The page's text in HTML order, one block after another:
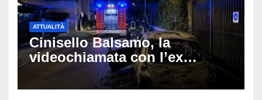
ATTUALITÀ
Cinisello Balsamo, la
videochiamata con l’ex
fidanzata e il dramma: 35enne
lotta tra la vita e la morte